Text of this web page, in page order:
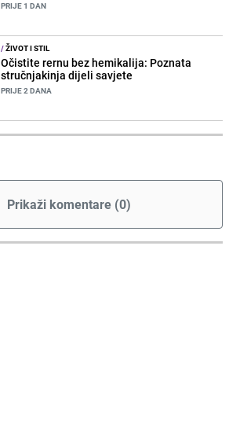
PRIJE 1 DAN
/ŽIVOT I STIL
Očistite rernu bez hemikalija: Poznata
stručnjakinja dijeli savjete
PRIJE 2 DANA
Prikaži komentare (0)